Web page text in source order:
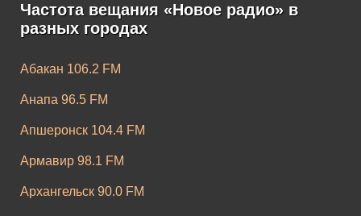
Частота вещания «Новое радио» в
разных городах
Абакан 106.2 FM
Анапа 96.5 FM
Апшеронск 104.4 FM
Армавир 98.1 FM
Архангельск 90.0 FM